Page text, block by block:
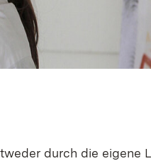
durch die eigene